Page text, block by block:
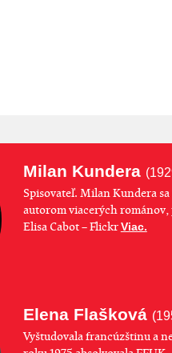
Milan Kundera
Spisovateľ. Milan Kundera
autorom viacerých
Elisa Cabot – FlickrViac.
Elena Flašková
Vyštudovala francúzštinu a